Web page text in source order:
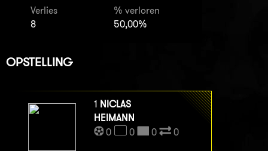
Verlies
8
% verloren
50,00%
OPSTELLING
1 NICLAS
HEIMANN
0
0 0 0